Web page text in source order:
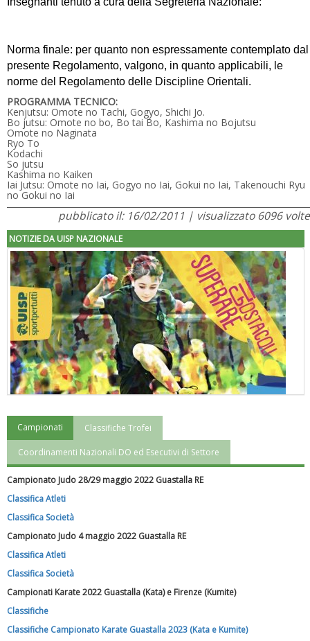
Norma finale: per quanto non espressamente contemplato dal
presente Regolamento, valgono, in quanto applicabili, le
norme del Regolamento delle Discipline Orientali.
PROGRAMMA TECNICO:
Kenjutsu: Omote no Tachi, Gogyo, Shichi Jo.
Bo jutsu: Omote no bo, Bo tai Bo, Kashima no Bojutsu
Omote no Naginata
Ryo To
Kodachi
So jutsu
Kashima no Kaiken
Iai Jutsu: Omote no Iai, Gogyo no Iai, Gokui no Iai, Takenouchi Ryu
no Gokui no Iai
pubblicato il: 16/02/2011 | visualizzato 6096 volte
NOTIZIE DA UISP NAZIONALE
"Superare gli ostacoli": la relazione di Tiziano Pesce al CN Uisp
rivoluzioni"
Campionati Classifiche Trofei
Coordinamenti Nazionali DO ed Esecutivi di Settore
Campionato Judo 28/29 maggio 2022 Guastalla RE
Classifica Atleti
Classifica Società
Campionato Judo 4 maggio 2022 Guastalla RE
Classifica Atleti
Classifica Società
Campionati Karate 2022 Guastalla (Kata) e Firenze (Kumite)
Classifiche
Classifiche Campionato Karate Guastalla 2023 (Kata e Kumite)